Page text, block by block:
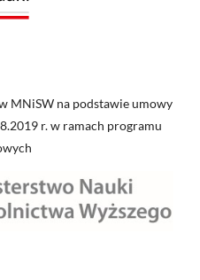
MNiSW na podstawie umowy
r. w ramach programu